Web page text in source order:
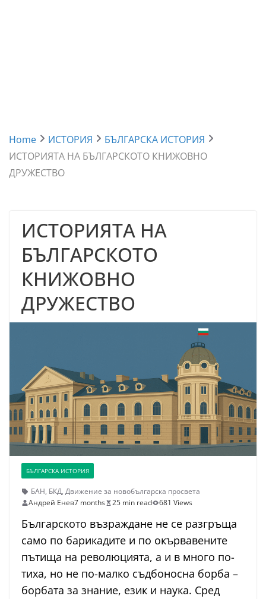
Home ИСТОРИЯ
БЪЛГАРСКА ИСТОРИЯ
ИСТОРИЯТА НА БЪЛГАРСКОТО КНИЖОВНО
ДРУЖЕСТВО
ИСТОРИЯТА НА
БЪЛГАРСКОТО
КНИЖОВНО
ДРУЖЕСТВО
БЪЛГАРСКА ИСТОРИЯ
БАН, БКД, Движение за новобългарска просвета
Андрей Енев7 months 25 min read 681 Views
Българското възраждане не се разгръща
само по барикадите и по окървавените
пътища на революцията, а и в много по-
тиха, но не по-малко съдбоносна борба –
борбата за знание, език и наука. Сред